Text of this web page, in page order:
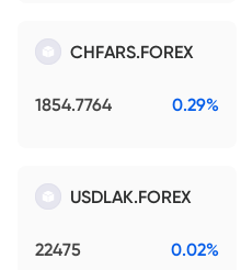
CHFARS.FOREX
1854.7764 0.29%
USDLAK.FOREX
22475 0.02%